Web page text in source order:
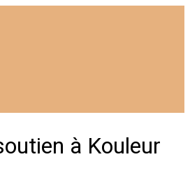
à Kouleur